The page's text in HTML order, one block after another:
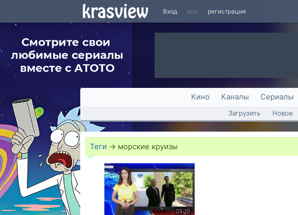
Вход или регистрация
Кино Каналы Сериалы
Загрузить Новое
Теги → морские круизы
05:10